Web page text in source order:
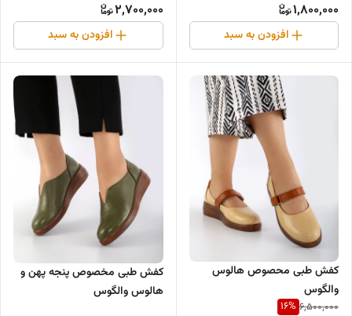
1,800,000
افزودن به سبد
2,700,000
افزودن به سبد
کفش طبی محصوص هالوس
والگوس
6,500,000
16%
کفش طبی مخصوص پنجه پهن و
هالوس والگوس